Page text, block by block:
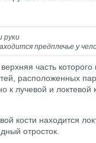
предплечье у
часть
расположенных
к лучевой и
кости находится
отросток.